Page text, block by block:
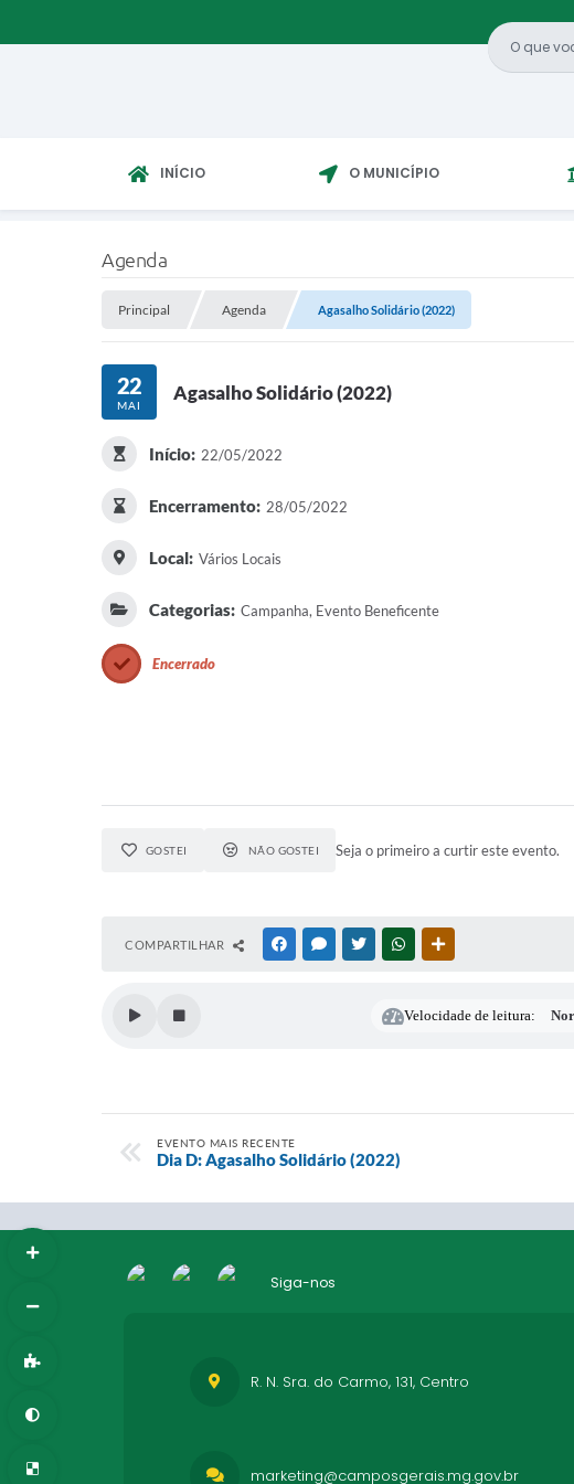
INÍCIO O MUNICÍPIO
Agenda
Principal Agenda Agasalho Solidário (2022)
22
MAI
Agasalho Solidário (2022)
Início: 22/05/2022
Encerramento: 28/05/2022
Local: Vários Locais
Categorias: Campanha, Evento Beneficente
Encerrado
GOSTEI NÃO GOSTEI Seja o primeiro a curtir este evento.
COMPARTILHAR FACEBOOKMESSENGER
TWITTERWHATSAPP
Velocidade de leitura:
EVENTO MAIS RECENTE
Dia D: Agasalho Solidário (2022)
Siga-nos
R. N. Sra. do Carmo, 131, Centro
marketing@camposgerais.mg.gov.br